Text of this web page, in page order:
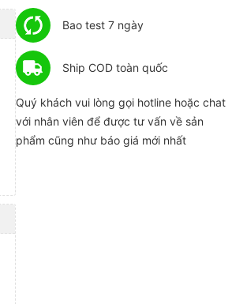
Bao test 7 ngày
Ship COD toàn quốc
Quý khách vui lòng gọi hotline hoặc chat
với nhân viên để được tư vấn về sản
phẩm cũng như báo giá mới nhất